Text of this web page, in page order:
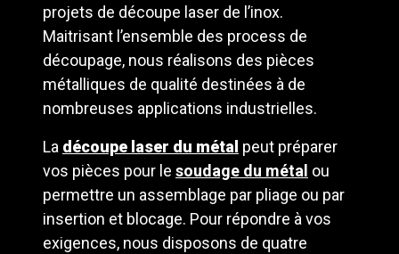
projets de découpe laser de l’inox.
Maitrisant l’ensemble des process de
découpage, nous réalisons des pièces
métalliques de qualité destinées à de
nombreuses applications industrielles.
La découpe laser du métal peut préparer
vos pièces pour le soudage du métal ou
permettre un assemblage par pliage ou par
insertion et blocage. Pour répondre à vos
exigences, nous disposons de quatre